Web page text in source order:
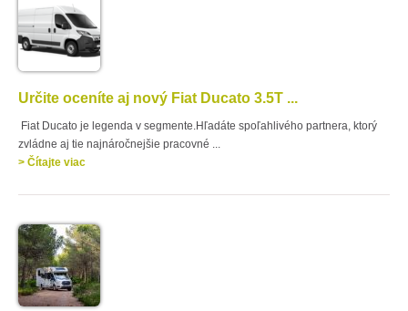
Určite oceníte aj nový Fiat Ducato 3.5T ...
Fiat Ducato je legenda v segmente.Hľadáte spoľahlivého partnera, ktorý
zvládne aj tie najnáročnejšie pracovné ...
> Čítajte viac